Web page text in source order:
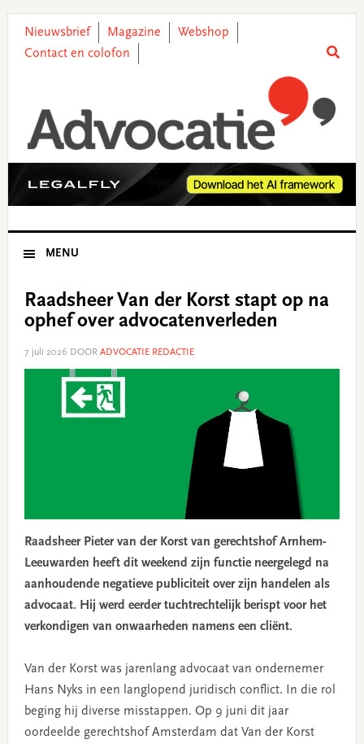
primary
main
primary
footer
Nieuwsbrief Magazine
Webshop
Contact en colofon
MENU
Raadsheer Van der Korst stapt op na
ophef over advocatenverleden
7 juli 2026 DOOR ADVOCATIE REDACTIE
Raadsheer Pieter van der Korst van gerechtshof Arnhem-
Leeuwarden heeft dit weekend zijn functie neergelegd na
aanhoudende negatieve publiciteit over zijn handelen als
advocaat. Hij werd eerder tuchtrechtelijk berispt voor het
verkondigen van onwaarheden namens een cliënt.
Van der Korst was jarenlang advocaat van ondernemer
Hans Nyks in een langlopend juridisch conflict. In die rol
beging hij diverse misstappen. Op 9 juni dit jaar
oordeelde gerechtshof Amsterdam dat Van der Korst